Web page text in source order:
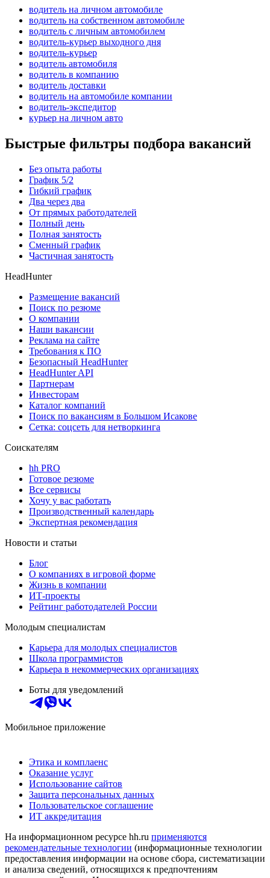
водитель на личном автомобиле
водитель на собственном автомобиле
водитель с личным автомобилем
водитель-курьер выходного дня
водитель-курьер
водитель автомобиля
водитель в компанию
водитель доставки
водитель на автомобиле компании
водитель-экспедитор
курьер на личном авто
Быстрые фильтры подбора вакансий
Без опыта работы
График 5/2
Гибкий график
Два через два
От прямых работодателей
Полный день
Полная занятость
Сменный график
Частичная занятость
HeadHunter
Размещение вакансий
Поиск по резюме
О компании
Наши вакансии
Реклама на сайте
Требования к ПО
Безопасный HeadHunter
HeadHunter API
Партнерам
Инвесторам
Каталог компаний
Поиск по вакансиям в Большом Исакове
Сетка: соцсеть для нетворкинга
Соискателям
hh PRO
Готовое резюме
Все сервисы
Хочу у вас работать
Производственный календарь
Экспертная рекомендация
Новости и статьи
Блог
О компаниях в игровой форме
Жизнь в компании
ИТ-проекты
Рейтинг работодателей России
Молодым специалистам
Карьера для молодых специалистов
Школа программистов
Карьера в некоммерческих организациях
Боты для уведомлений
Мобильное приложение
Этика и комплаенс
Оказание услуг
Использование сайтов
Защита персональных данных
Пользовательское соглашение
ИТ аккредитация
На информационном ресурсе hh.ru применяются
рекомендательные технологии (информационные технологии
предоставления информации на основе сбора, систематизации
и анализа сведений, относящихся к предпочтениям